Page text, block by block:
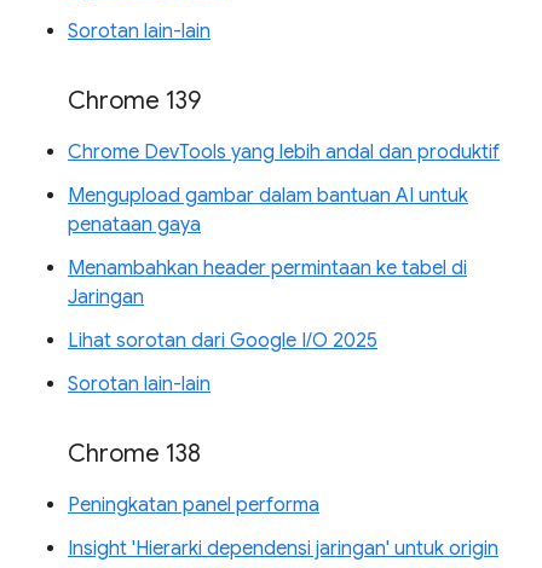
Sorotan lain-lain
Chrome 139
Chrome DevTools yang lebih andal dan produktif
Mengupload gambar dalam bantuan AI untuk
penataan gaya
Menambahkan header permintaan ke tabel di
Jaringan
Lihat sorotan dari Google I/O 2025
Sorotan lain-lain
Chrome 138
Peningkatan panel performa
Insight 'Hierarki dependensi jaringan' untuk origin